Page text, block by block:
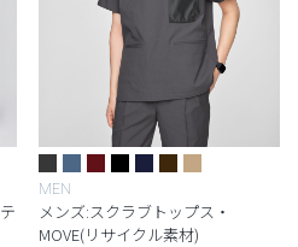
MEN
メンズ:スクラブトップス・
MOVE(リサイクル素材)